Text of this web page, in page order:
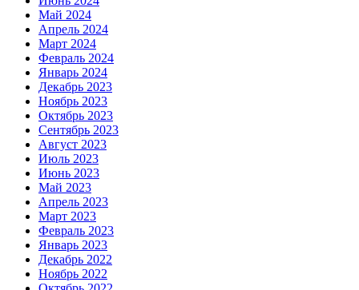
Май 2024
Апрель 2024
Март 2024
Февраль 2024
Январь 2024
Декабрь 2023
Ноябрь 2023
Октябрь 2023
Сентябрь 2023
Август 2023
Июль 2023
Июнь 2023
Май 2023
Апрель 2023
Март 2023
Февраль 2023
Январь 2023
Декабрь 2022
Ноябрь 2022